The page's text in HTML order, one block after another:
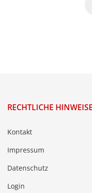
RECHTLICHE HINWEISE
Kontakt
Impressum
Datenschutz
Login